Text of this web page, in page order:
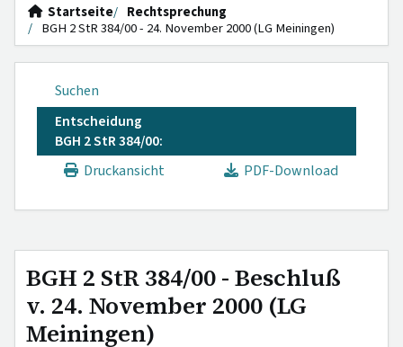
Startseite
Rechtsprechung
BGH 2 StR 384/00 - 24. November 2000 (LG Meiningen)
Suchen
Entscheidung
BGH 2 StR 384/00:
Druckansicht
PDF-Download
BGH 2 StR 384/00 - Beschluß
v. 24. November 2000 (LG
Meiningen)